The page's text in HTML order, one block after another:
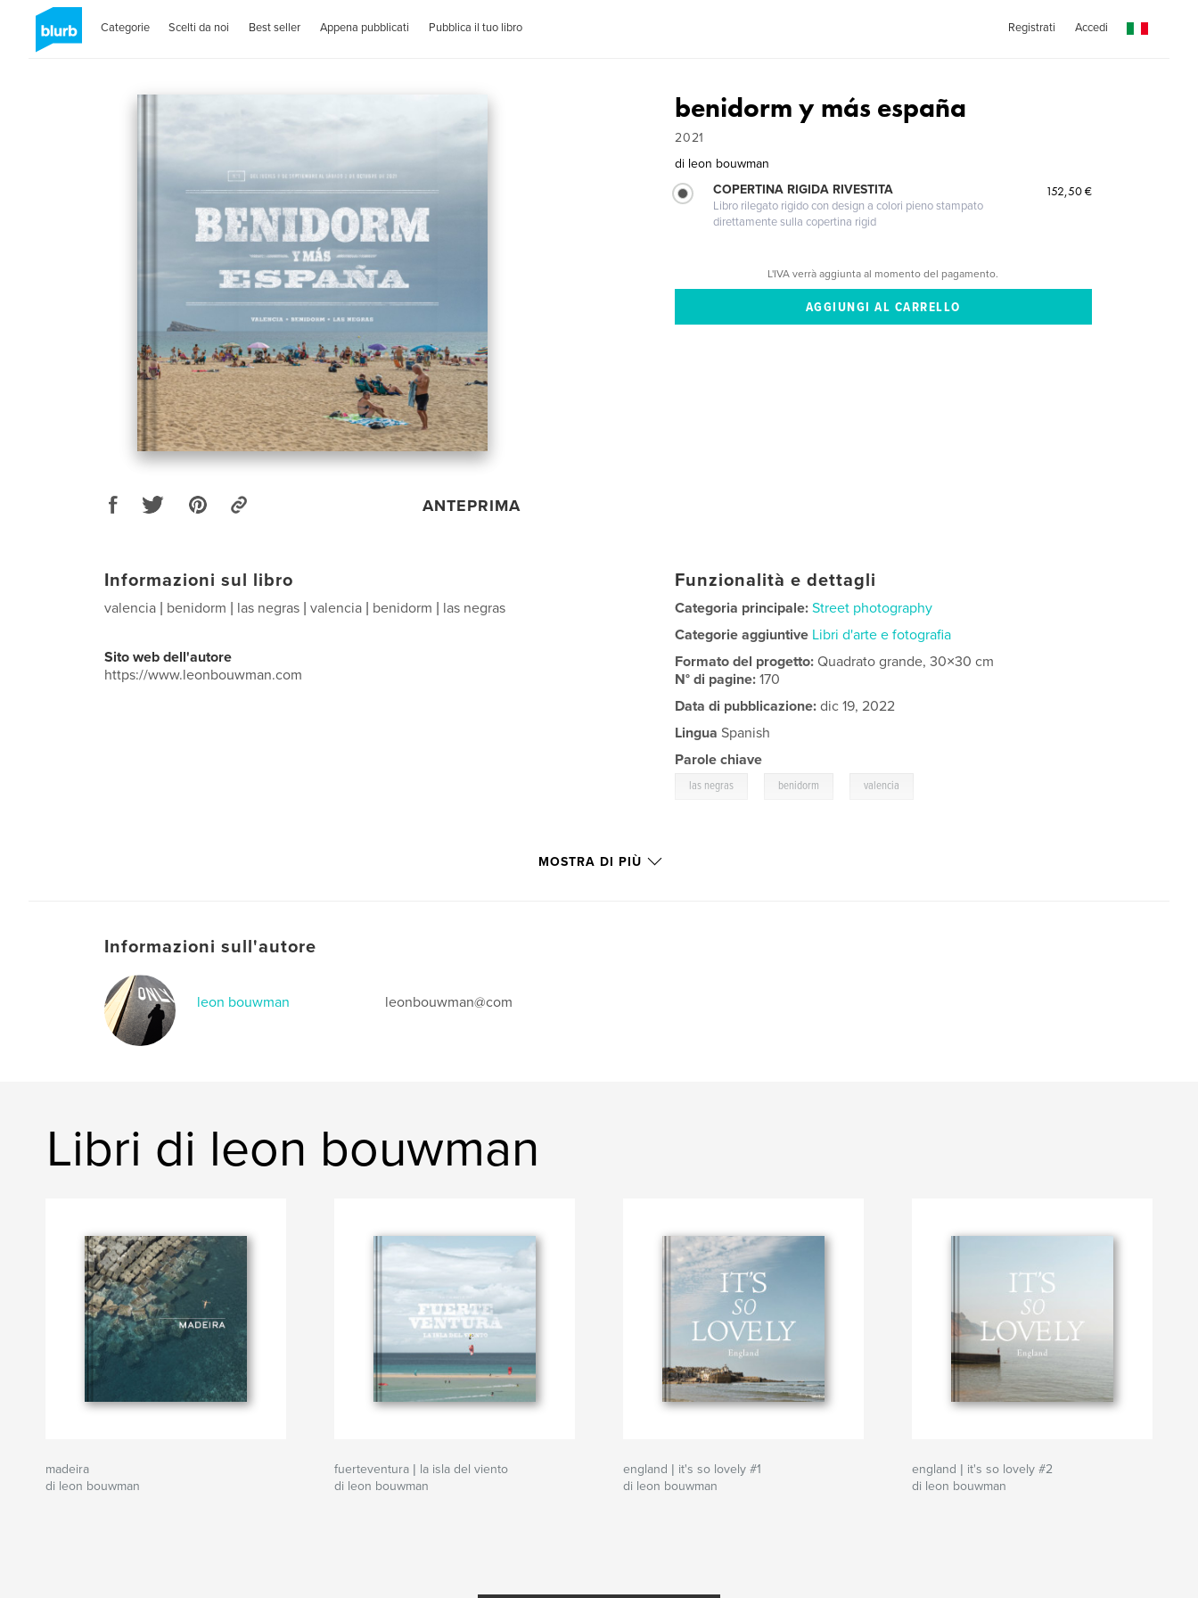
Categorie Scelti da noi Best seller Appena pubblicati Pubblica il tuo libro Registrati Accedi
ANTEPRIMA
benidorm y más españa
2021
di leon bouwman
COPERTINA RIGIDA RIVESTITA
Libro rilegato rigido con design a colori pieno stampato
direttamente sulla copertina rigid
152,50 €
L'IVA verrà aggiunta al momento del pagamento.
Informazioni sul libro
valencia | benidorm | las negras | valencia | benidorm | las negras
Sito web dell'autore
https://www.leonbouwman.com
Funzionalità e dettagli
Categoria principale: Street photography
Categorie aggiuntive Libri d'arte e fotografia
Formato del progetto:Quadrato grande, 30×30 cm
N° di pagine:170
Data di pubblicazione: dic 19, 2022
Lingua Spanish
Parole chiave
las negras benidorm valencia
MOSTRA DI PIÙ
Informazioni sull'autore
leon bouwman leonbouwman@com
Libri di leon bouwman
madeira
di leon bouwman
fuerteventura | la isla del viento
di leon bouwman
england | it's so lovely #1
di leon bouwman
england | it's so lovely #2
di leon bouwman